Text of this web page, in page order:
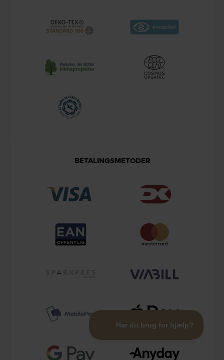
BETALINGSMETODER